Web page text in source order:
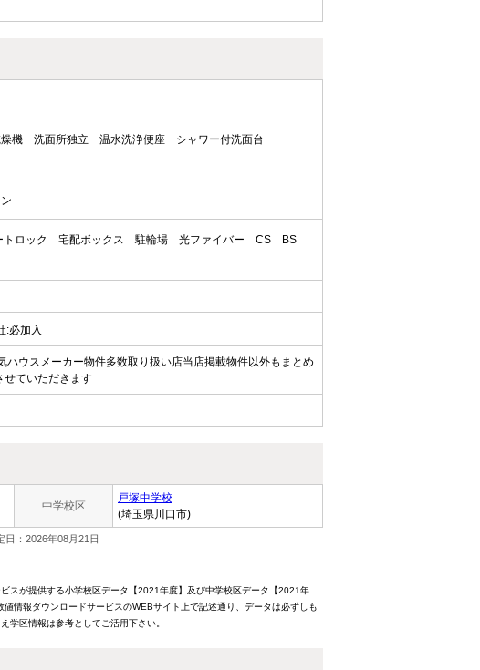
機 洗面所独立 温水洗浄便座
シャワー付洗面台
トロック 宅配ボックス 駐輪場 光ファイバー CS
BS
:必加入
ウスメーカー物件多数取り扱い店当店掲載物件以外もまとめ
せていただきます
中学校区
戸塚中学校
(埼玉県川口市)
日：2026年08月21日
スが提供する小学校区データ【2021年度】及び中学校区データ【2021年
情報ダウンロードサービスのWEBサイト上で記述通り、データは必ずしも
学区情報は参考としてご活用下さい。